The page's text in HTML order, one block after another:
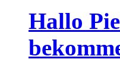
Hallo